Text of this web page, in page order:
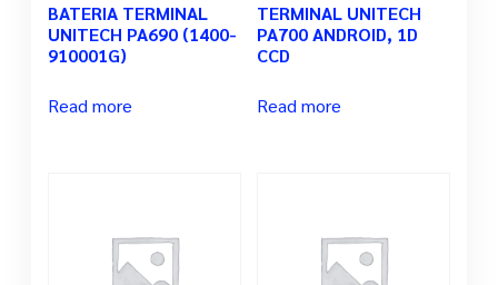
BATERIA TERMINAL
UNITECH PA690 (1400-
910001G)
Read more
TERMINAL UNITECH
PA700 ANDROID, 1D
CCD
Read more